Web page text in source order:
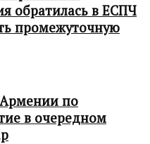
обратилась в ЕСПЧ
промежуточную
по
в очередном